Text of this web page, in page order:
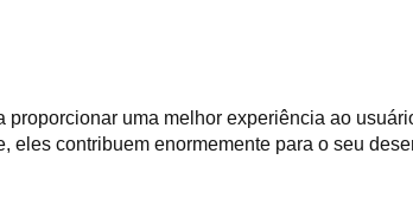
uma melhor experiência ao
contribuem enormemente para o seu